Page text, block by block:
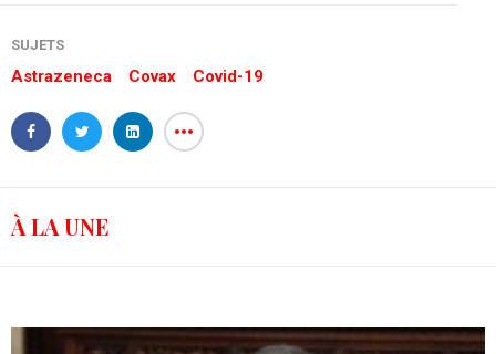
SUJETS
Astrazeneca Covax Covid-19
À LA UNE